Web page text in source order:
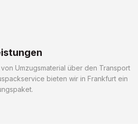
Umzugsmaterial über den Transport
bieten wir in Frankfurt ein